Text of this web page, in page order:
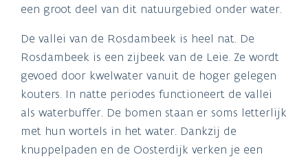
een groot deel van dit natuurgebied onder water.
De vallei van de Rosdambeek is heel nat. De
Rosdambeek is een zijbeek van de Leie. Ze wordt
gevoed door kwelwater vanuit de hoger gelegen
kouters. In natte periodes functioneert de vallei
als waterbuffer. De bomen staan er soms letterlijk
met hun wortels in het water. Dankzij de
knuppelpaden en de Oosterdijk verken je een